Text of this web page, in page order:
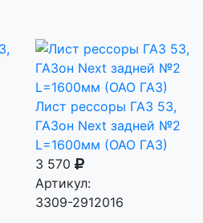
Лист рессоры ГАЗ 53,
ГАЗон Next задней №2
L=1600мм (ОАО ГАЗ)
3 570
Артикул:
3309-2912016